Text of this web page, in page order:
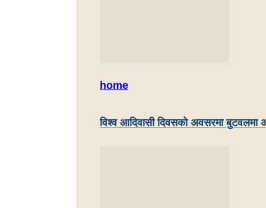
home
विश्व आदिवासी दिवसको अवसरमा बुटवलमा